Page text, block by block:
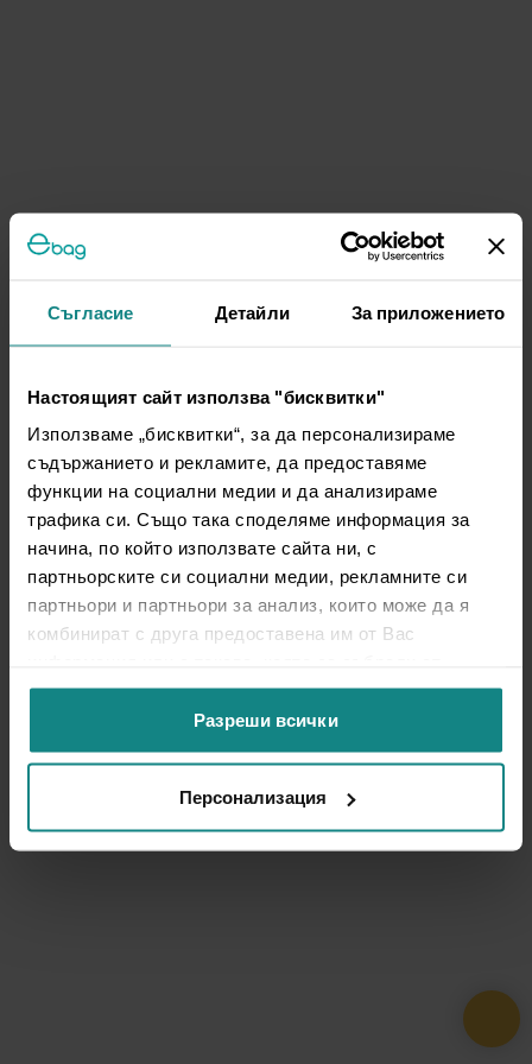
Съгласие Детайли За приложението
Настоящият сайт използва "бисквитки"
Използваме „бисквитки“, за да персонализираме
съдържанието и рекламите, да предоставяме
функции на социални медии и да анализираме
трафика си. Също така споделяме информация за
начина, по който използвате сайта ни, с
партньорските си социални медии, рекламните си
партньори и партньори за анализ, които може да я
комбинират с друга предоставена им от Вас
ползването от Ваша страна на услугите им.
Разреши всички
Персонализация